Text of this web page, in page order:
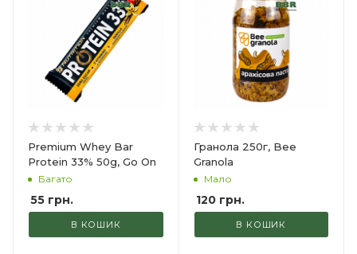
Premium Whey Bar
Protein 33% 50g, Go On
Багато
55 грн.
В КОШИК
Гранола 250г, Bee
Granola
Мало
120грн.
В КОШИК